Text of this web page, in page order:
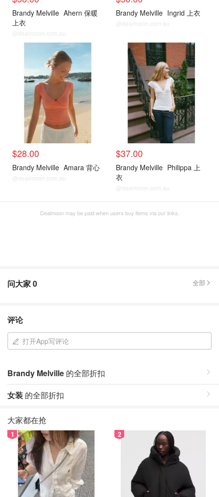
Brandy Melville Ahern 保暖
上衣
@dealmoon.com.au
Brandy Melville Ingrid 上衣
@dealmoon.com.au
$28.00
Brandy Melville Amara 背心
@dealmoon.com.au
$37.00
Brandy Melville Philippa 上
衣
@dealmoon.com.au
Dealmoon may be paid when users buy items via our links.
问大家0 全部
评论
打开App写评论
Brandy Melville 的全部折扣
女装 的全部折扣
大家都在抢
1 2